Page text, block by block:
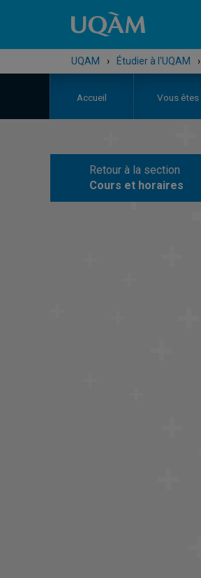
UQAM › Étudier à l'UQAM ›
Accueil Vous êtes
Retour à la section
Cours et horaires